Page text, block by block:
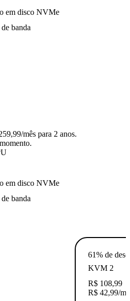
em disco NVMe
banda
mês para 2 anos.
em disco NVMe
banda
61% de
KVM 2
R$ 108,99
R$ 42,99/